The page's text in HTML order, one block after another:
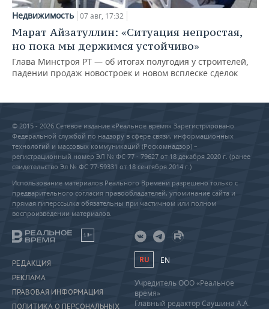
Недвижимость 07 авг, 17:32
Марат Айзатуллин: «Ситуация непростая,
но пока мы держимся устойчиво»
Глава Минстроя РТ — об итогах полугодия у строителей,
падении продаж новостроек и новом всплеске сделок
© 2015 - 2026 Сетевое издание «Реальное время» Зарегистрировано
Федеральной службой по надзору в сфере связи, информационных
технологий и массовых коммуникаций (Роскомнадзор) –
регистрационный номер ЭЛ № ФС 77 - 79627 от 18 декабря 2020 г. (ранее
свидетельство Эл № ФС 77-59331 от 18 сентября 2014 г.)
Использование материалов Реального Времени разрешено только с
предварительного согласия правообладателей, упоминание сайта и
прямая гиперссылка обязательны при частичном или полном
воспроизведении материалов.
18+
РЕДАКЦИЯ
РЕКЛАМА
ПРАВОВАЯ ИНФОРМАЦИЯ
ПОЛИТИКА О ПЕРСОНАЛЬНЫХ
RU EN
Учредитель ООО «Реальное
время»
Главный редактор Саушина А.А.